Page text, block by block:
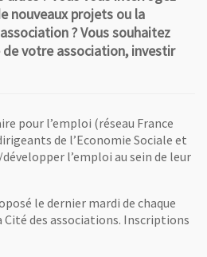
nouveaux projets ou la
? Vous souhaitez
votre association, investir
pour l’emploi (réseau France
de l’Economie Sociale et
l’emploi au sein de leur
le dernier mardi de chaque
Cité des associations. Inscriptions